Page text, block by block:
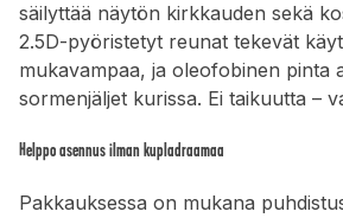
säilyttää näytön kirkkauden sekä
2.5D-pyöristetyt reunat tekevät
mukavampaa, ja oleofobinen pinta
sormenjäljet kurissa. Ei taikuutta –
Helppo asennus ilman kupladraamaa
Pakkauksessa on mukana